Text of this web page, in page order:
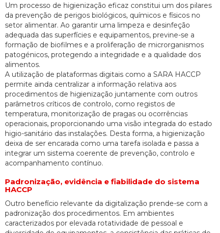
Um processo de higienização eficaz constitui um dos pilares
da prevenção de perigos biológicos, químicos e físicos no
setor alimentar. Ao garantir uma limpeza e desinfeção
adequada das superfícies e equipamentos, previne-se a
formação de biofilmes e a proliferação de microrganismos
patogénicos, protegendo a integridade e a qualidade dos
alimentos.
A utilização de plataformas digitais como a SARA HACCP
permite ainda centralizar a informação relativa aos
procedimentos de higienização juntamente com outros
parâmetros críticos de controlo, como registos de
temperatura, monitorização de pragas ou ocorrências
operacionais, proporcionando uma visão integrada do estado
higio-sanitário das instalações. Desta forma, a higienização
deixa de ser encarada como uma tarefa isolada e passa a
integrar um sistema coerente de prevenção, controlo e
acompanhamento contínuo.
Padronização, evidência e fiabilidade do sistema
HACCP
Outro benefício relevante da digitalização prende-se com a
padronização dos procedimentos. Em ambientes
caracterizados por elevada rotatividade de pessoal e